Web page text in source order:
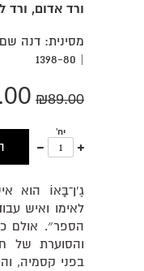
ורד אדום, ורד
| 1398-80
₪89.00
יח'
עוד
אחד
גֶ'ן־בָּאוֹ הוא
לאימו ואיש
הספר״. אולם
והסוערת של
בפני קסמיה,